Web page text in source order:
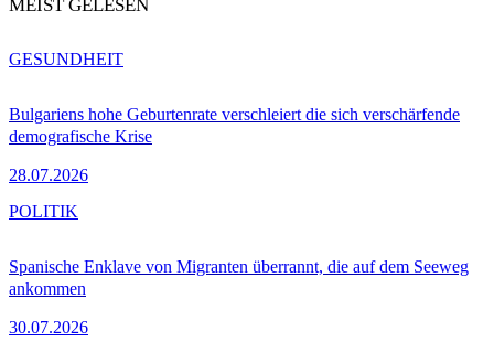
MEIST GELESEN
Bulgariens hohe Geburtenrate verschleiert die sich verschärfende
demografische Krise
28.07.2026
GESUNDHEIT
Spanische Enklave von Migranten überrannt, die auf dem Seeweg
ankommen
30.07.2026
POLITIK